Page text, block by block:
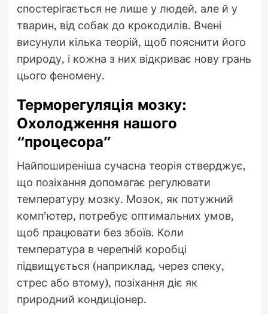
спостерігається не лише у людей, але й у
тварин, від собак до крокодилів. Вчені
висунули кілька теорій, щоб пояснити його
природу, і кожна з них відкриває нову грань
цього феномену.
Терморегуляція мозку:
Охолодження нашого
“процесора”
Найпоширеніша сучасна теорія стверджує,
що позіхання допомагає регулювати
температуру мозку. Мозок, як потужний
комп’ютер, потребує оптимальних умов,
щоб працювати без збоїв. Коли
температура в черепній коробці
підвищується (наприклад, через спеку,
стрес або втому), позіхання діє як
природний кондиціонер.